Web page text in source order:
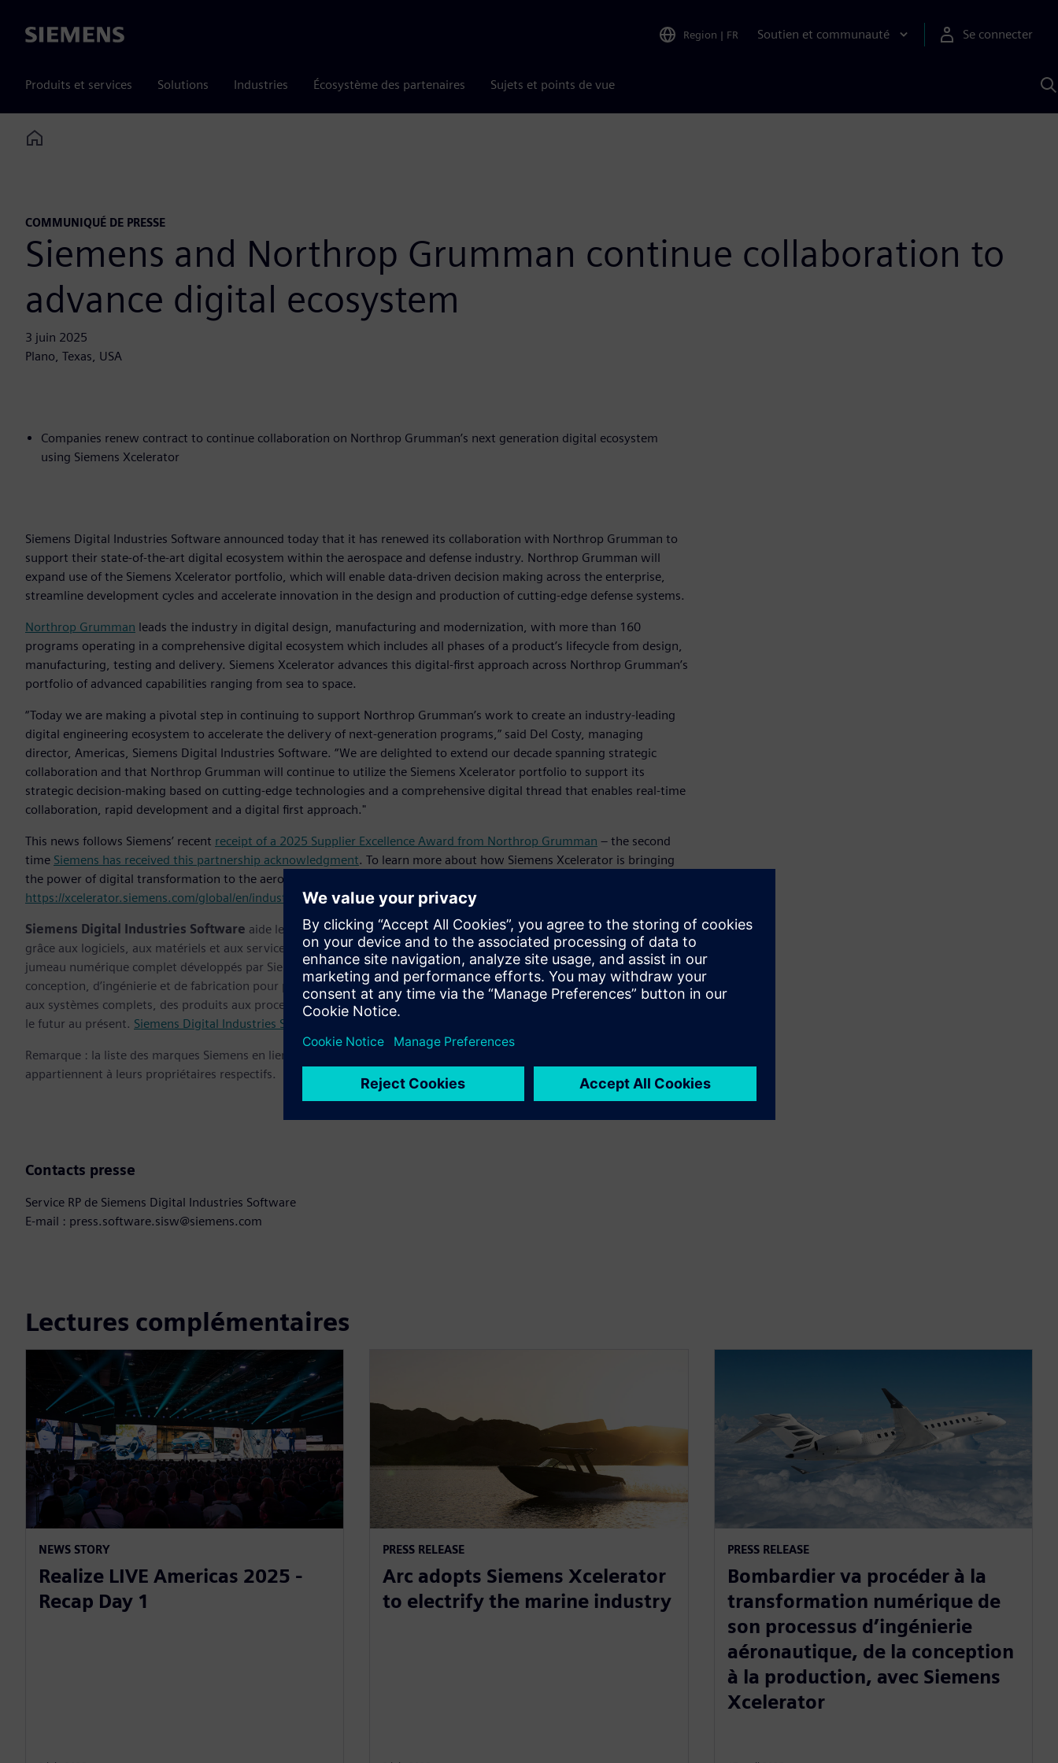
Siemens Region | FR Soutien et communauté Se connecter
Produits et services Solutions Industries Écosystème des partenaires Sujets et points de vue
Home
COMMUNIQUÉ DE PRESSE
Siemens and Northrop Grumman continue collaboration to
advance digital ecosystem
3 juin 2025
Plano, Texas, USA
Companies renew contract to continue collaboration on Northrop Grumman’s next generation digital ecosystem
using Siemens Xcelerator
Siemens Digital Industries Software announced today that it has renewed its collaboration with Northrop Grumman to
support their state-of-the-art digital ecosystem within the aerospace and defense industry. Northrop Grumman will
expand use of the Siemens Xcelerator portfolio, which will enable data-driven decision making across the enterprise,
streamline development cycles and accelerate innovation in the design and production of cutting-edge defense systems.
Northrop Grumman leads the industry in digital design, manufacturing and modernization, with more than 160
programs operating in a comprehensive digital ecosystem which includes all phases of a product’s lifecycle from design,
manufacturing, testing and delivery. Siemens Xcelerator advances this digital-first approach across Northrop Grumman’s
portfolio of advanced capabilities ranging from sea to space.
“Today we are making a pivotal step in continuing to support Northrop Grumman’s work to create an industry-leading
digital engineering ecosystem to accelerate the delivery of next-generation programs,” said Del Costy, managing
director, Americas, Siemens Digital Industries Software. “We are delighted to extend our decade spanning strategic
collaboration and that Northrop Grumman will continue to utilize the Siemens Xcelerator portfolio to support its
strategic decision-making based on cutting-edge technologies and a comprehensive digital thread that enables real-time
collaboration, rapid development and a digital first approach."
This news follows Siemens’ recent receipt of a 2025 Supplier Excellence Award from Northrop Grumman – the second
time Siemens has received this partnership acknowledgment. To learn more about how Siemens Xcelerator is bringing
the power of digital transformation to the aerospace and defense industry, visit
https://xcelerator.siemens.com/global/en/industries/aerospace.html
Siemens Digital Industries Software aide les entreprises de toute taille à effectuer leur transformation numérique
grâce aux logiciels, aux matériels et aux services de la plateforme d’entreprise Siemens Xcelerator. Les logiciels et le
jumeau numérique complet développés par Siemens permettent aux entreprises d’optimiser leurs processus de
conception, d’ingénierie et de fabrication pour pouvoir créer les produits durables de demain. Des puces électroniques
aux systèmes complets, des produits aux processus, Siemens Digital Industries Software aide les entreprises à conjuguer
le futur au présent. Siemens Digital Industries Software
Remarque : la liste des marques Siemens en lien avec ce communiqué est consultable
appartiennent à leurs propriétaires respectifs.
Contacts presse
Service RP de Siemens Digital Industries Software
E-mail : press.software.sisw@siemens.com
Lectures complémentaires
NEWS STORY
Realize LIVE Americas 2025 -
Recap Day 1
PRESS RELEASE
Arc adopts Siemens Xcelerator
to electrify the marine industry
PRESS RELEASE
Bombardier va procéder à la
transformation numérique de
son processus d’ingénierie
aéronautique, de la conception
à la production, avec Siemens
Xcelerator